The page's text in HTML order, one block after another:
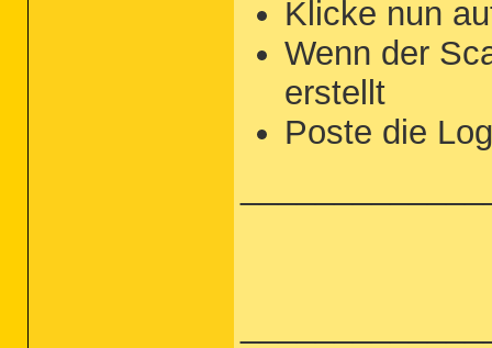
Klicke nun
Wenn der
erstellt
Poste die